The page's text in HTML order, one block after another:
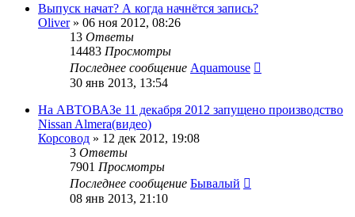
Выпуск начат? А когда начнётся запись?
Oliver» 06 ноя 2012, 08:26
13 Ответы
14483 Просмотры
Последнее сообщение Aquamouse
30 янв 2013, 13:54
На АВТОВАЗе 11 декабря 2012 запущено производство
Nissan Almera(видео)
Корсовод » 12 дек 2012, 19:08
3 Ответы
7901 Просмотры
Последнее сообщение Бывалый
08 янв 2013, 21:10